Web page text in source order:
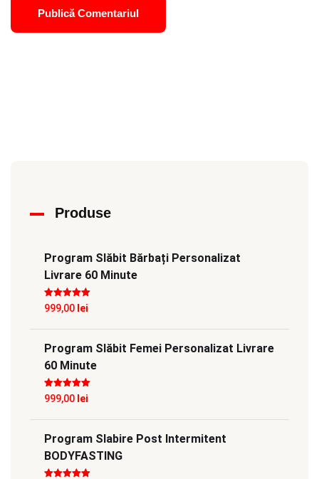
Produse
Program Slăbit Bărbați Personalizat
Livrare 60 Minute
Evaluat la5
din 5
999,00 lei
Program Slăbit Femei Personalizat Livrare
60 Minute
Evaluat la5
din 5
999,00 lei
Program Slabire Post Intermitent
BODYFASTING